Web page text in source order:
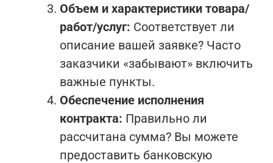
Объем и характеристики товара/
работ/услуг: Соответствует ли
описание вашей заявке? Часто
заказчики «забывают» включить
важные пункты.
Обеспечение исполнения
контракта: Правильно ли
рассчитана сумма? Вы можете
предоставить банковскую